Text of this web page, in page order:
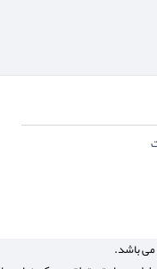
می باشد.